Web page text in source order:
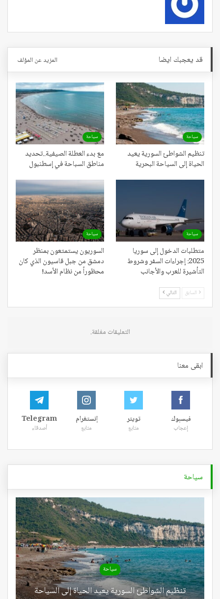
قد يعجبك ايضا المزيد عن المؤلف
سياحة
تنظيم الشواطئ السورية يعيد
الحياة إلى السياحة البحرية
سياحة
مع بدء العطلة الصيفية..تحديد
مناطق السباحة في إسطنبول
سياحة
متطلبات الدخول إلى سوريا
2025: إجراءات السفر وشروط
التأشيرة للعرب والأجانب
سياحة
السوريون يستمتعون بمنظر
دمشق من جبل قاسيون الذي كان
محظوراً من نظام الأسد!
السابق التالي
التعليقات مغلقة.
ابقى معنا
فيسبوك
إعجاب
تويتر
متابع
إنستغرام
متابع
Telegram
أصدقاء
سياحة
سياحة
تنظيم الشواطئ السورية يعيد الحياة إلى السياحة